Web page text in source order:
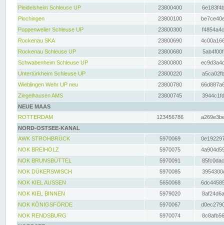
Pleidelsheim Schleuse UP
23800400
Plochingen
23800100
Poppenweiler Schleuse UP
23800300
Rockenau SKA
23800690
Rockenau Schleuse UP
23800680
Schwabenheim Schleuse UP
23800800
Untertürkheim Schleuse UP
23800220
Wieblingen Wehr UP neu
23800780
Ziegelhausen AMS
23800745
NEUE MAAS
ROTTERDAM
123456786
NORD-OSTSEE-KANAL
AWK STROHBRÜCK
5970069
NOK BREIHOLZ
5970075
NOK BRUNSBÜTTEL
5970091
NOK DÜKERSWISCH
5970085
NOK KIEL AUSSEN
5650068
NOK KIEL BINNEN
5979020
NOK KÖNIGSFÖRDE
5970067
NOK RENDSBURG
5970074